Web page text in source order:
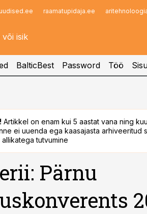
raamatupidaja.ee
BalticBest Password Töö
Artikkel on enam kui 5 aastat vana ning
ei uuenda ega kaasajasta arhiveeritud
tutvumine
Pärnu